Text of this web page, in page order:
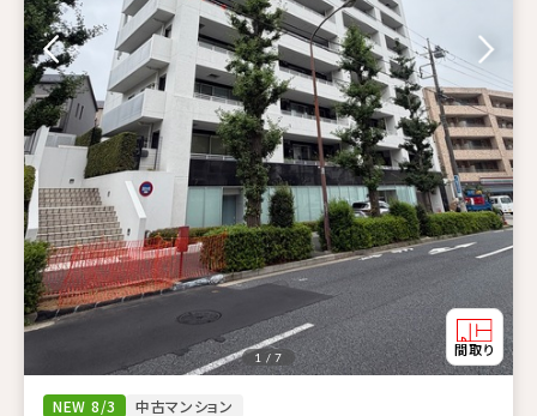
NEW 8/3 中古マンション
1 / 7